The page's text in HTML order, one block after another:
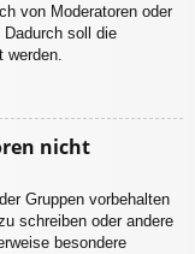
von Moderatoren oder
soll die
nicht
Gruppen vorbehalten
schreiben oder andere
besondere